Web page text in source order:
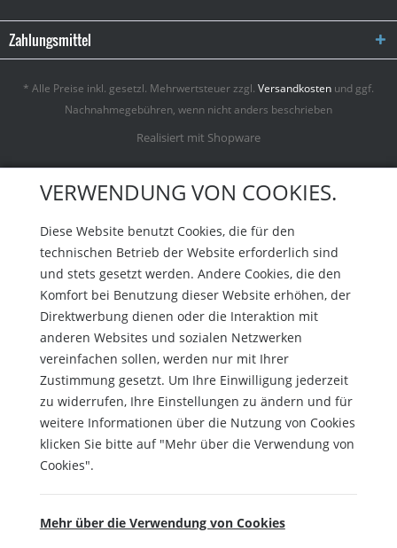
Zahlungsmittel
* Alle Preise inkl. gesetzl. Mehrwertsteuer zzgl. Versandkosten und ggf.
Nachnahmegebühren, wenn nicht anders beschrieben
Realisiert mit Shopware
VERWENDUNG VON COOKIES.
Diese Website benutzt Cookies, die für den
technischen Betrieb der Website erforderlich sind
und stets gesetzt werden. Andere Cookies, die den
Komfort bei Benutzung dieser Website erhöhen, der
Direktwerbung dienen oder die Interaktion mit
anderen Websites und sozialen Netzwerken
vereinfachen sollen, werden nur mit Ihrer
Zustimmung gesetzt. Um Ihre Einwilligung jederzeit
zu widerrufen, Ihre Einstellungen zu ändern und für
weitere Informationen über die Nutzung von Cookies
klicken Sie bitte auf "Mehr über die Verwendung von
Cookies".
Mehr über die Verwendung von Cookies